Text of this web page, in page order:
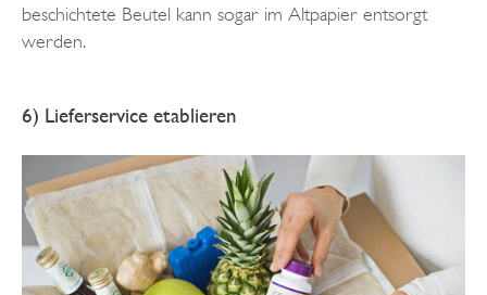
beschichtete Beutel kann sogar im Altpapier entsorgt
werden.
6) Lieferservice etablieren